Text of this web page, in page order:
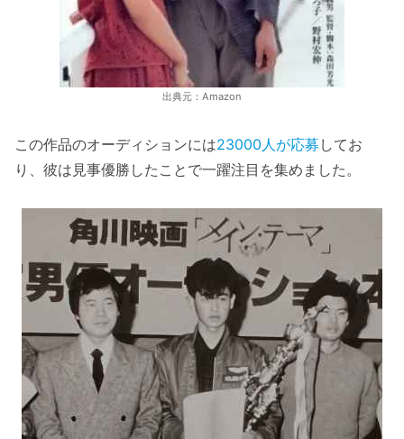
出典元：Amazon
この作品のオーディションには23000人が応募 してお
り、彼は見事優勝したことで一躍注目を集めました。